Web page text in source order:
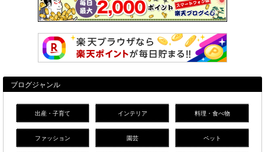
ブログジャンル
出産・子育て インテリア 料理・食べ物
ファッション 園芸 ペット